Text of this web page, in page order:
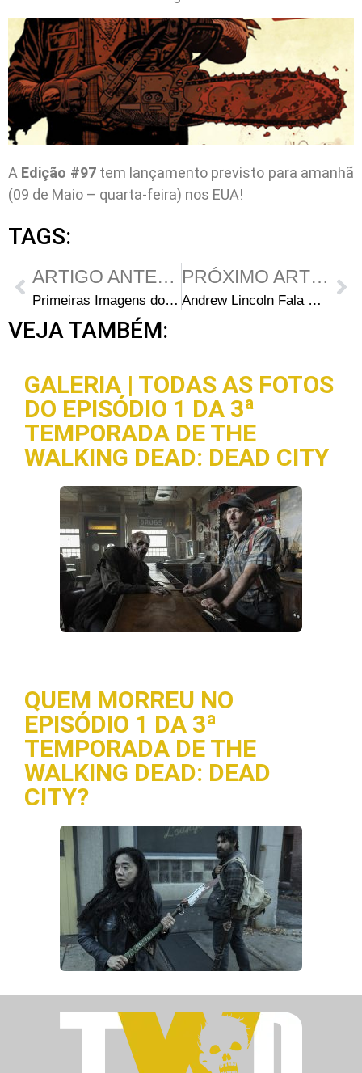
A Edição #97tem lançamento previsto para amanhã
(09 de Maio – quarta-feira) nos EUA!
TAGS:
ARTIGO ANTERIOR
Primeiras Imagens do Set da 3ª Temporada Mostra Michonne
PRÓXIMO ARTIGO
Andrew Lincoln Fala Sobre Seu Amor por Walking Dead
VEJA TAMBÉM:
GALERIA | TODAS AS FOTOS
DO EPISÓDIO 1 DA 3ª
TEMPORADA DE THE
WALKING DEAD: DEAD CITY
QUEM MORREU NO
EPISÓDIO 1 DA 3ª
TEMPORADA DE THE
WALKING DEAD: DEAD
CITY?